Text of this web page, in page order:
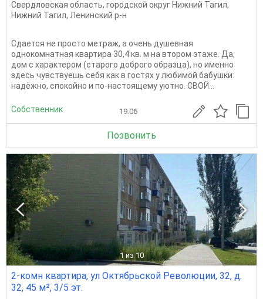
Свердловская область, городской округ Нижний Тагил,
Нижний Тагил, Ленинский р-н
Сдается не просто метраж, а очень душевная
однокомнатная квартира 30,4 кв. м на втором этаже. Да,
дом с характером (старого доброго образца), но именно
здесь чувствуешь себя как в гостях у любимой бабушки:
надёжно, спокойно и по-настоящему уютно. СВОЙ...
Собственник 19.06
Позвонить
1 из 10
2-комн квартира, ул Октябрьской Революции, 32, д.
32, 45 м², 3/5 эт.